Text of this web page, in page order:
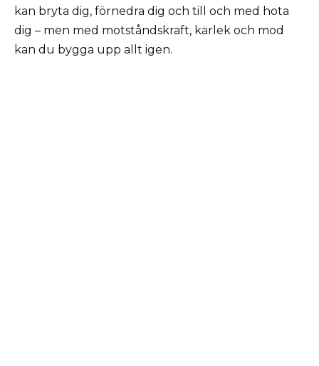
kan bryta dig, förnedra dig och till och med hota
dig – men med motståndskraft, kärlek och mod
kan du bygga upp allt igen.